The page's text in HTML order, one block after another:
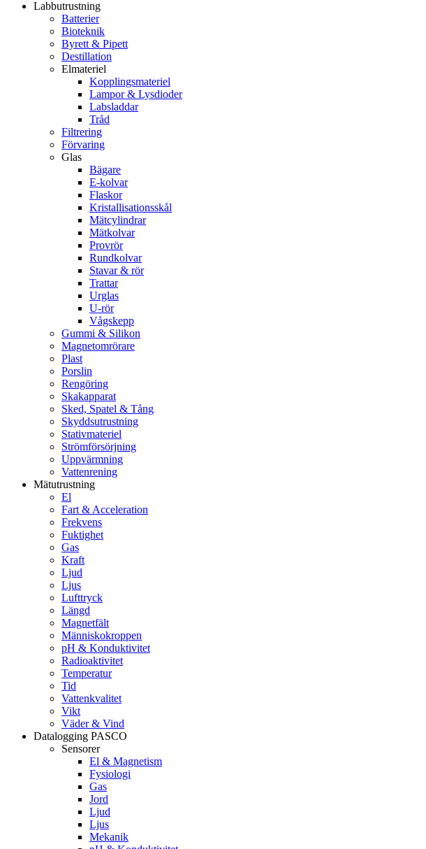
Labbutrustning
Batterier
Bioteknik
Byrett & Pipett
Destillation
Elmateriel
Kopplingsmateriel
Lampor & Lysdioder
Labsladdar
Tråd
Filtrering
Förvaring
Glas
Bägare
E-kolvar
Flaskor
Kristallisationsskål
Mätcylindrar
Mätkolvar
Provrör
Rundkolvar
Stavar & rör
Trattar
Urglas
U-rör
Vågskepp
Gummi & Silikon
Magnetomrörare
Plast
Porslin
Rengöring
Skakapparat
Sked, Spatel & Tång
Skyddsutrustning
Stativmateriel
Strömförsörjning
Uppvärmning
Vattenrening
Mätutrustning
El
Fart & Acceleration
Frekvens
Fuktighet
Gas
Kraft
Ljud
Ljus
Lufttryck
Längd
Magnetfält
Människokroppen
pH & Konduktivitet
Radioaktivitet
Temperatur
Tid
Vattenkvalitet
Vikt
Väder & Vind
Datalogging PASCO
Sensorer
El & Magnetism
Fysiologi
Gas
Jord
Ljud
Ljus
Mekanik